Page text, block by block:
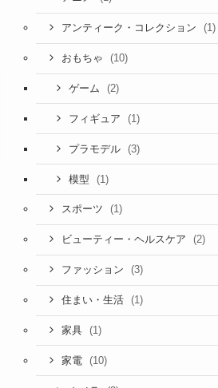
アンティーク・コレクション (1)
おもちゃ (10)
ゲーム (2)
フィギュア (1)
プラモデル (3)
模型 (1)
スポーツ (1)
ビューティー・ヘルスケア (2)
ファッション (3)
住まい・生活 (1)
家具 (1)
家電 (10)